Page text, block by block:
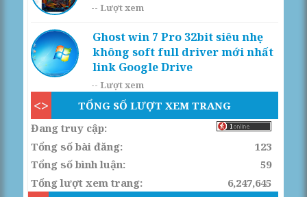
-- Lượt xem
Ghost win 7 Pro 32bit siêu nhẹ
không soft full driver mới nhất
link Google Drive
-- Lượt xem
TỔNG SỐ LƯỢT XEM TRANG
Đang truy cập:
Tổng số bài đăng:
123
Tổng số bình luận:
59
Tổng lượt xem trang:
6,247,645